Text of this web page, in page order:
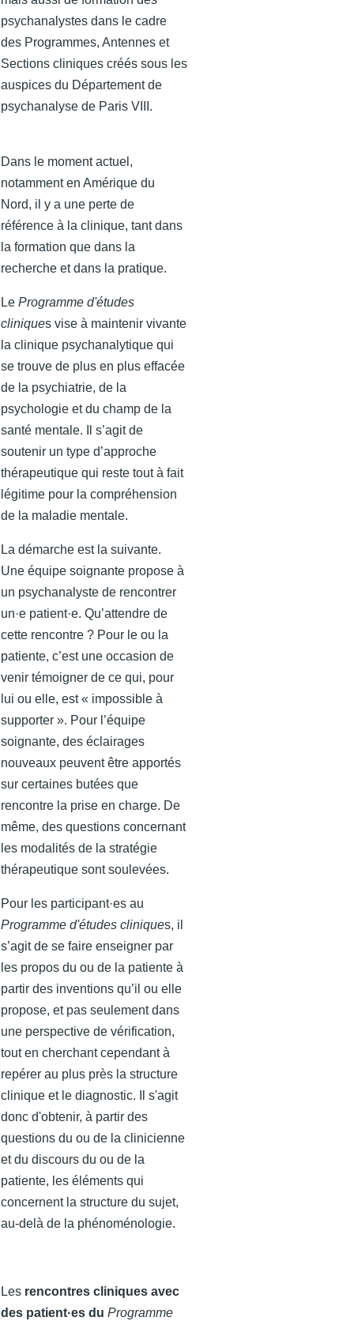
psychanalystes dans le cadre
des Programmes, Antennes et
Sections cliniques créés sous les
auspices du Département de
psychanalyse de Paris VIII.
Dans le moment actuel,
notamment en Amérique du
Nord, il y a une perte de
référence à la clinique, tant dans
la formation que dans la
recherche et dans la pratique.
Le Programme d'études
cliniques vise à maintenir vivante
la clinique psychanalytique qui
se trouve de plus en plus effacée
de la psychiatrie, de la
psychologie et du champ de la
santé mentale. Il s’agit de
soutenir un type d’approche
thérapeutique qui reste tout à fait
légitime pour la compréhension
de la maladie mentale.
La démarche est la suivante.
Une équipe soignante propose à
un psychanalyste de rencontrer
un·e patient·e. Qu’attendre de
cette rencontre ? Pour le ou la
patiente, c’est une occasion de
venir témoigner de ce qui, pour
lui ou elle, est « impossible à
supporter ». Pour l’équipe
soignante, des éclairages
nouveaux peuvent être apportés
sur certaines butées que
rencontre la prise en charge. De
même, des questions concernant
les modalités de la stratégie
thérapeutique sont soulevées.
Pour les participant·es au
Programme d'études cliniques, il
s’agit de se faire enseigner par
les propos du ou de la patiente à
partir des inventions qu’il ou elle
propose, et pas seulement dans
une perspective de vérification,
tout en cherchant cependant à
repérer au plus près la structure
clinique et le diagnostic. Il s'agit
donc d'obtenir, à partir des
questions du ou de la clinicienne
et du discours du ou de la
patiente, les éléments qui
concernent la structure du sujet,
au-delà de la phénoménologie.
Les rencontres cliniques avec
des patient·es du Programme